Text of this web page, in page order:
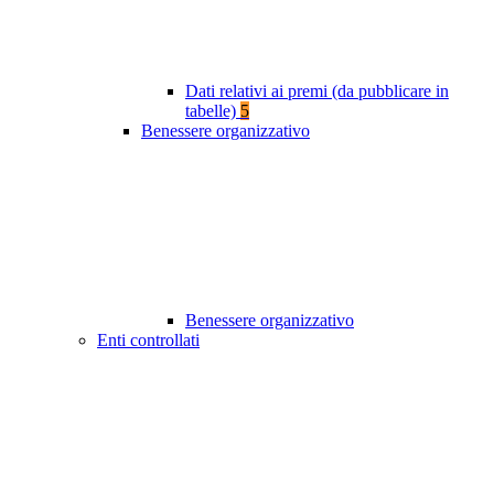
Dati relativi ai premi (da pubblicare in
tabelle) 5
Benessere organizzativo
Benessere organizzativo
Enti controllati